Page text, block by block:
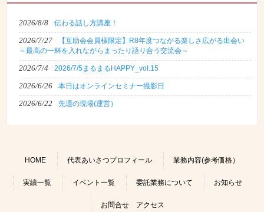
2026/8/8 伝わる話し方講座！
2026/7/27
【互助会会員様限定】R8年度つながる楽しさ広がる出会い
～最高の一杯を入れながらまったり語り合う交流会～
2026/7/4 2026/7/5まるまるHAPPY_vol.15
2026/6/26 本日はオンラインセミナー撮影日
2026/6/22 先週の現場(運営）
HOME 代表あいさつプロフィール 業務内容(参考価格）
実績一覧 イベント一覧 委託業務について お知らせ
お問合せ アクセス